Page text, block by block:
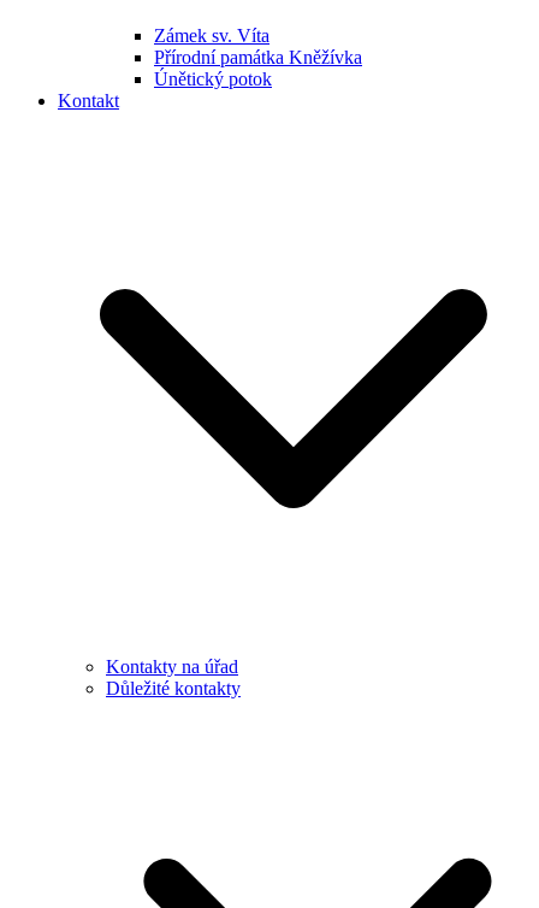
Zámek sv. Víta
Přírodní památka Kněžívka
Únětický potok
Kontakt
Kontakty na úřad
Důležité kontakty